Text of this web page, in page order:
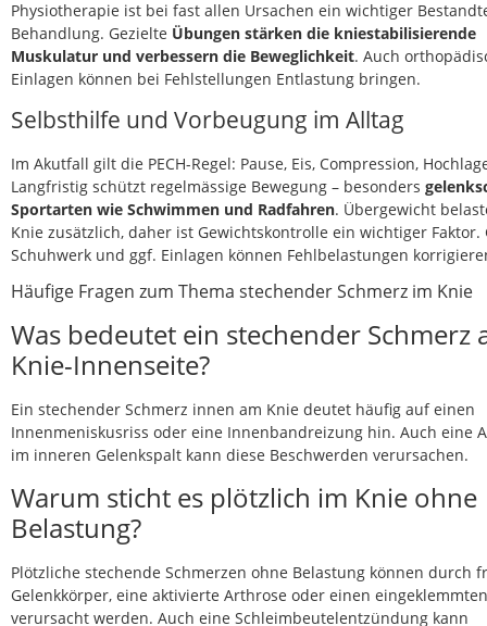
Physiotherapie ist bei fast allen Ursachen ein wichtiger
Behandlung. Gezielte Übungen stärken die kniestabilisierende
Muskulatur und verbessern die Beweglichkeit. Auch
Einlagen können bei Fehlstellungen Entlastung bringen.
Selbsthilfe und Vorbeugung im Alltag
Im Akutfall gilt die PECH-Regel: Pause, Eis, Compression,
Langfristig schützt regelmässige Bewegung – besonders
Sportarten wie Schwimmen und Radfahren. Übergewicht
Knie zusätzlich, daher ist Gewichtskontrolle ein wichtiger Faktor.
Schuhwerk und ggf. Einlagen können Fehlbelastungen
Häufige Fragen zum Thema stechender Schmerz im Knie
Was bedeutet ein stechender Schmerz
Knie-Innenseite?
Ein stechender Schmerz innen am Knie deutet häufig auf einen
Innenmeniskusriss oder eine Innenbandreizung hin. Auch eine
im inneren Gelenkspalt kann diese Beschwerden verursachen.
Warum sticht es plötzlich im Knie ohne
Belastung?
Plötzliche stechende Schmerzen ohne Belastung können durch
Gelenkkörper, eine aktivierte Arthrose oder einen
verursacht werden. Auch eine Schleimbeutelentzündung kann